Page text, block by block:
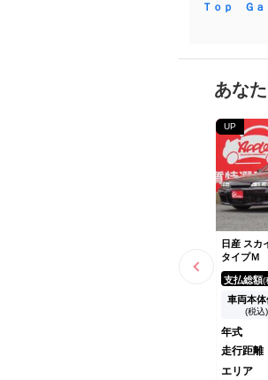
Ｔｏｐ Ｇａ
あな
UP
日産 スカ
タイプＭ
ストゲー
ド１７イ
ターク
ＢＬＩＴ
支払総額(
車両本体
(税込)
年式
走行距離
エリア